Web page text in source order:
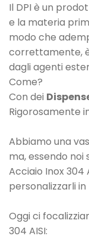
Il DPI è un
e la materia
modo che
correttamente,
dagli agenti
Come?
Con dei
Rigorosamente
Abbiamo una
ma, essendo
Acciaio Inox 304
personalizzarli
Oggi ci
304 AISI: